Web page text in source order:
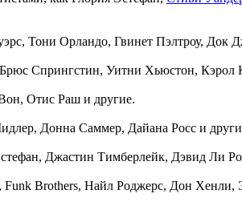
Тони Орландо, Гвинет Пэлтроу,
Спрингстин, Уитни Хьюстон,
Отис Раш и другие.
Донна Саммер, Дайана Росс и
Джастин Тимберлейк, Дэвид Ли
Funk Brothers, Найл Роджерс, Дон Хенли,